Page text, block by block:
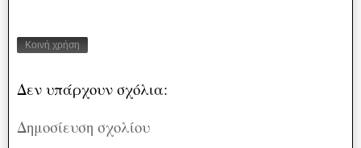
Κοινή χρήση
Δεν υπάρχουν σχόλια:
Δημοσίευση σχολίου